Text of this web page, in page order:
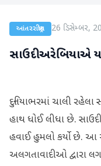
આંતરરાષ્ટ્રીય 26 ડિસેમ્બર,
સાઉદી અરેબિયાએ
દુનિયાભરમાં ચાલી
હાથ ધોઈ લીધા છે.
હવાઈ હુમલો કર્યો છે. આ
અલગતાવાદીઓ દ્વારા